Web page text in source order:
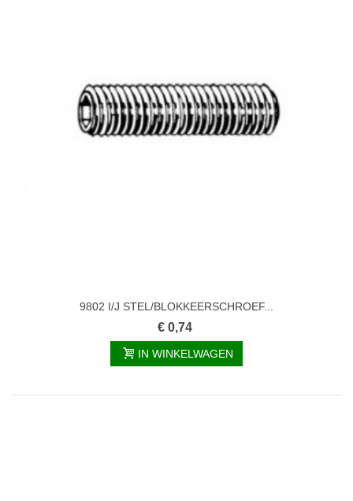
9802 I/J STEL/BLOKKEERSCHROEF...
€ 0,74
IN WINKELWAGEN